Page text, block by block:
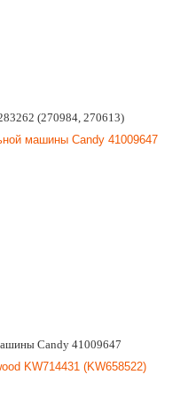
(270984, 270613)
Candy 41009647